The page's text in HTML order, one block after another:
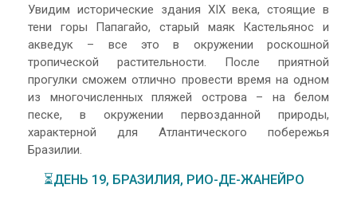
Увидим исторические здания XIX века, стоящие в
тени горы Папагайо, старый маяк Кастельянос и
акведук – все это в окружении роскошной
тропической растительности. После приятной
прогулки сможем отлично провести время на одном
из многочисленных пляжей острова – на белом
песке, в окружении первозданной природы,
характерной для Атлантического побережья
Бразилии.
⏳ДЕНЬ 19, БРАЗИЛИЯ, РИО-ДЕ-ЖАНЕЙРО